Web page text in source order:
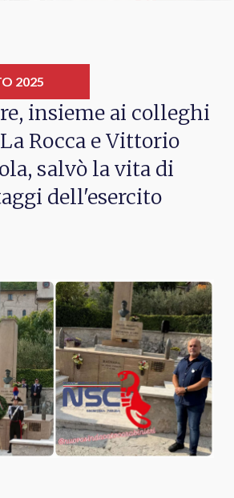
2025
insieme ai colleghi
Rocca e Vittorio
salvò la vita di
dell'esercito